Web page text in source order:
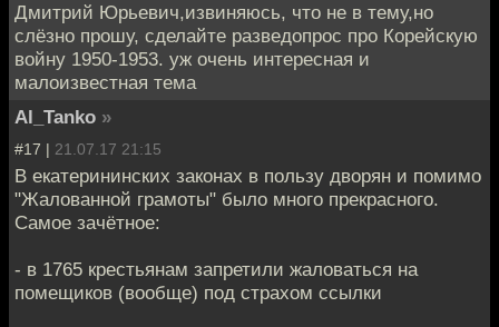
Дмитрий Юрьевич,извиняюсь, что не в тему,но
слёзно прошу, сделайте разведопрос про Корейскую
войну 1950-1953. уж очень интересная и
малоизвестная тема
Al_Tanko »
#17 | 21.07.17 21:15
В екатерининских законах в пользу дворян и помимо
"Жалованной грамоты" было много прекрасного.
Самое зачётное:
- в 1765 крестьянам запретили жаловаться на
помещиков (вообще) под страхом ссылки